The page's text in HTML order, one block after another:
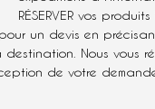
RÉSERVER vos
pour un devis en
Nous vous
de votre